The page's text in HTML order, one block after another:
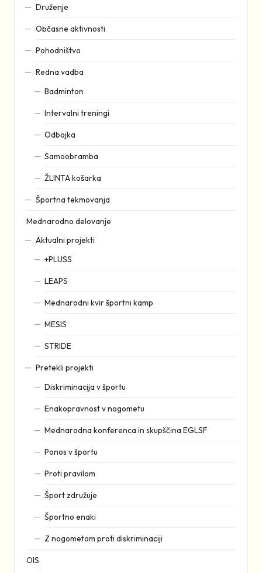
Druženje
Občasne aktivnosti
Pohodništvo
Redna vadba
Badminton
Intervalni treningi
Odbojka
Samoobramba
ŽLINTA košarka
Športna tekmovanja
Mednarodno delovanje
Aktualni projekti
+PLUSS
LEAPS
Mednarodni kvir športni kamp
MESIS
STRIDE
Pretekli projekti
Diskriminacija v športu
Enakopravnost v nogometu
Mednarodna konferenca in skupščina EGLSF
Ponos v športu
Proti pravilom
Šport združuje
Športno enaki
Z nogometom proti diskriminaciji
OIS